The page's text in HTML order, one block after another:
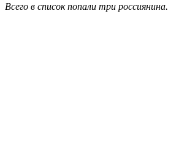
Всего в список попали три россиянина.